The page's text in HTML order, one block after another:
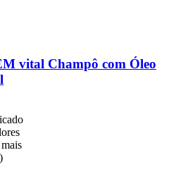
vital Champô com Óleo